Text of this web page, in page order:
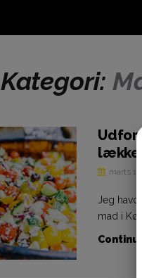
Kategori:
marts 1,
Jeg
mad i